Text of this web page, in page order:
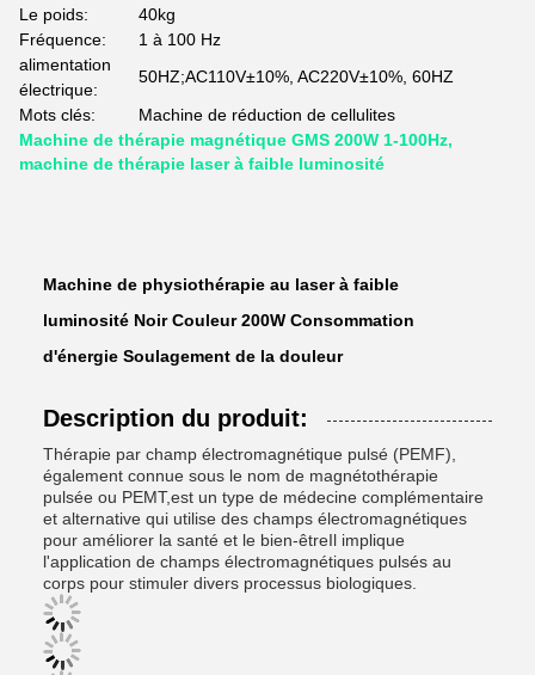
Le poids:
40kg
Fréquence:
1 à 100 Hz
alimentation
électrique:
50HZ;AC110V±10%, AC220V±10%, 60HZ
Mots clés:
Machine de réduction de cellulites
Machine de thérapie magnétique GMS 200W 1-100Hz,
machine de thérapie laser à faible luminosité
Machine de physiothérapie au laser à faible
luminosité Noir Couleur 200W Consommation
d'énergie Soulagement de la douleur
Description du produit:
Thérapie par champ électromagnétique pulsé (PEMF),
également connue sous le nom de magnétothérapie
pulsée ou PEMT,est un type de médecine complémentaire
et alternative qui utilise des champs électromagnétiques
pour améliorer la santé et le bien-êtreIl implique
l'application de champs électromagnétiques pulsés au
corps pour stimuler divers processus biologiques.